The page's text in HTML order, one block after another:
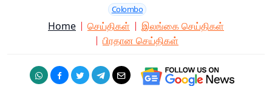
Colombo
Home செய்திகள்
இலங்கை செய்திகள்
பிரதான செய்திகள்